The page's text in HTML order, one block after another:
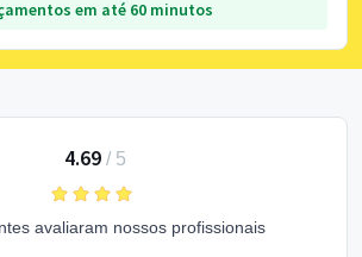
em até 60 minutos
4.69 / 5
avaliaram nossos profissionais